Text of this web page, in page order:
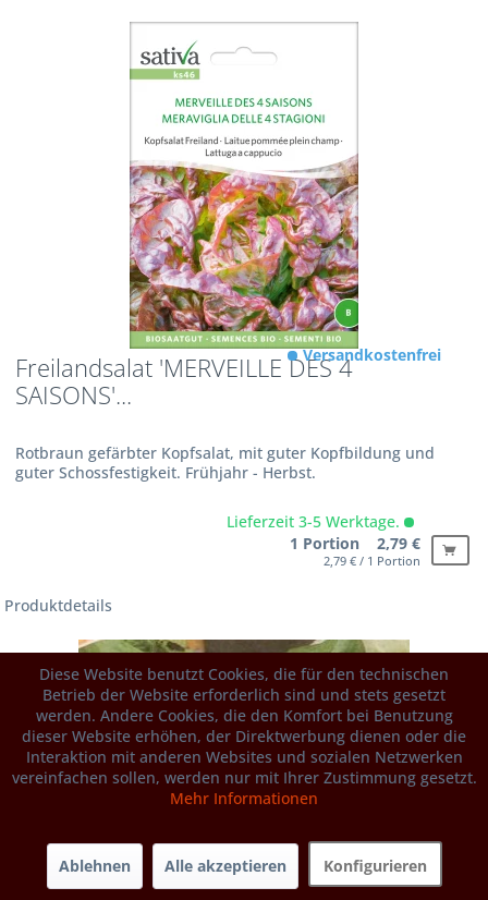
Freilandsalat 'MERVEILLE DES 4
SAISONS'...
Rotbraun gefärbter Kopfsalat, mit guter Kopfbildung und
guter Schossfestigkeit. Frühjahr - Herbst.
Versandkostenfrei
Lieferzeit 3-5 Werktage.
1 Portion 2,79 €
2,79 € / 1 Portion
Produktdetails
Diese Website benutzt Cookies, die für den technischen
Betrieb der Website erforderlich sind und stets gesetzt
werden. Andere Cookies, die den Komfort bei Benutzung
dieser Website erhöhen, der Direktwerbung dienen oder die
Interaktion mit anderen Websites und sozialen Netzwerken
vereinfachen sollen, werden nur mit Ihrer Zustimmung gesetzt.
Mehr Informationen
Ablehnen Alle akzeptieren Konfigurieren